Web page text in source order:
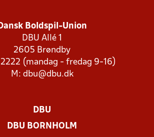
Dansk Boldspil-Union
DBU Allé 1
2605 Brøndby
2222 (mandag - fredag 9-16)
M: dbu@dbu.dk
DBU
DBU BORNHOLM